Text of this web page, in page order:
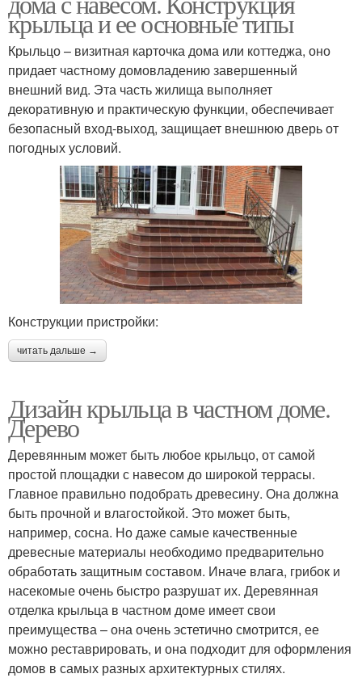
крыльца и ее основные типы
Крыльцо – визитная карточка дома или коттеджа, оно
придает частному домовладению завершенный
внешний вид. Эта часть жилища выполняет
декоративную и практическую функции, обеспечивает
безопасный вход-выход, защищает внешнюю дверь от
погодных условий.
Конструкции пристройки:
читать дальше →
Дизайн крыльца в частном доме.
Дерево
Деревянным может быть любое крыльцо, от самой
простой площадки с навесом до широкой террасы.
Главное правильно подобрать древесину. Она должна
быть прочной и влагостойкой. Это может быть,
например, сосна. Но даже самые качественные
древесные материалы необходимо предварительно
обработать защитным составом. Иначе влага, грибок и
насекомые очень быстро разрушат их. Деревянная
отделка крыльца в частном доме имеет свои
преимущества – она очень эстетично смотрится, ее
можно реставрировать, и она подходит для оформления
домов в самых разных архитектурных стилях.